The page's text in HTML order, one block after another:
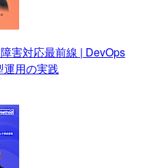
害対応最前線 | DevOps
運用の実践